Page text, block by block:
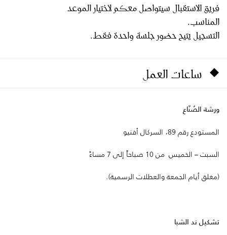
فريق الاستقبال سيتواصل معكم لاختيار الموعد
المناسب.
التسجيل يتيح حضور جلسة واحدة فقط.
ساعات العمل
ورشة الصُنّاع
المستودع رقم 89، السركال أفنيو
السبت – الخميس من 10 صباحاً إلى 7 مساءً
(مغلق أيام الجمعة والعطلات الرسمية).
تشكيل ند الشبا